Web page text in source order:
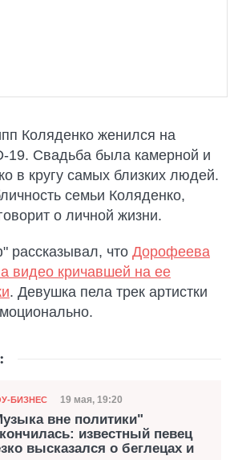
Коляденко женился на
19. Свадьба была камерной и
в кругу самых близких людей.
семьи Коляденко,
о личной жизни.
рассказывал, что Дорофеева
видео кричавшей на ее
. Девушка пела трек артистки
БИЗНЕС Дата публикации
19 мая, 19:20
вне политики"
известный певец
высказался о беглецах и